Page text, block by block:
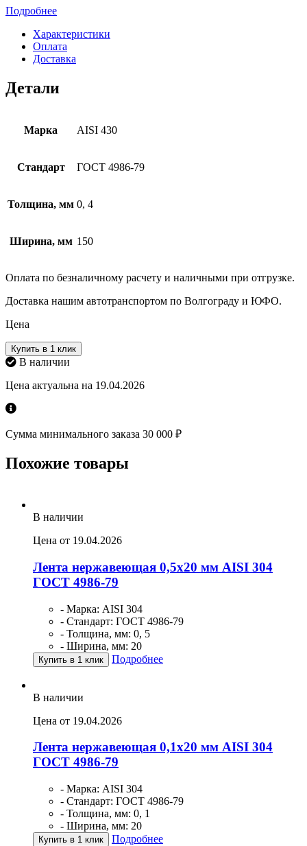
Подробнее
Характеристики
Оплата
Доставка
Детали
Марка AISI 430
Стандарт ГОСТ 4986-79
Толщина, мм 0, 4
Ширина, мм 150
Оплата по безналичному расчету и наличными при отгрузке.
Доставка нашим автотранспортом по Волгограду и ЮФО.
Цена
Купить в 1 клик
В наличии
Цена актуальна на 19.04.2026
Сумма минимального заказа 30 000 ₽
Похожие товары
В наличии
Цена от 19.04.2026
Лента нержавеющая 0,5х20 мм AISI 304
ГОСТ 4986-79
- Марка: AISI 304
- Стандарт: ГОСТ 4986-79
- Толщина, мм: 0, 5
- Ширина, мм: 20
Купить в 1 клик Подробнее
В наличии
Цена от 19.04.2026
Лента нержавеющая 0,1х20 мм AISI 304
ГОСТ 4986-79
- Марка: AISI 304
- Стандарт: ГОСТ 4986-79
- Толщина, мм: 0, 1
- Ширина, мм: 20
Купить в 1 клик Подробнее